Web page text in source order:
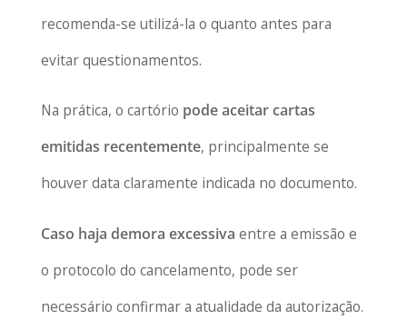
recomenda-se utilizá-la o quanto antes para
evitar questionamentos.
Na prática, o cartório pode aceitar cartas
emitidas recentemente, principalmente se
houver data claramente indicada no documento.
Caso haja demora excessiva entre a emissão e
o protocolo do cancelamento, pode ser
necessário confirmar a atualidade da autorização.